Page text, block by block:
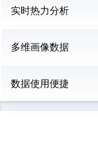
实时热力分析
多维画像数据
数据使用便捷